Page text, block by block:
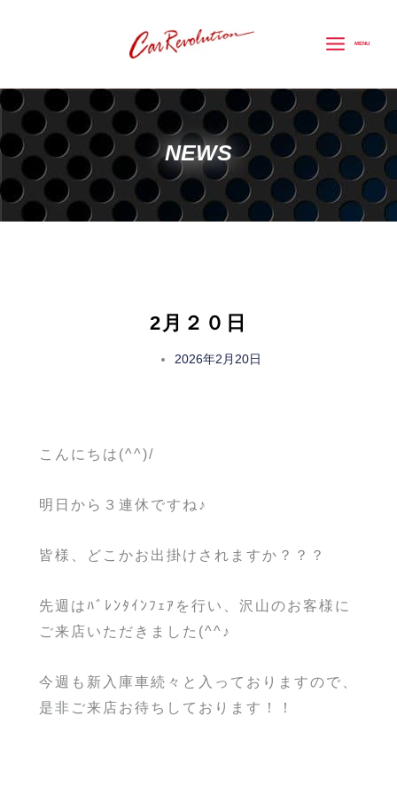
キ
プ
MENU
NEWS
2月２０日
2026年2月20日
こんにちは(^^)/
明日から３連休ですね♪
皆様、どこかお出掛けされますか？？？
先週はﾊﾞﾚﾝﾀｲﾝﾌｪｱを行い、沢山のお客様に
ご来店いただきました(^^♪
今週も新入庫車続々と入っておりますので、
是非ご来店お待ちしております！！